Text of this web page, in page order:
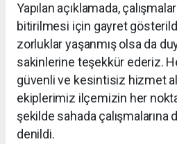
Yapılan açıklamada,
bitirilmesi için gayret
zorluklar yaşanmış olsa da
sakinlerine teşekkür ederiz.
güvenli ve kesintisiz hizmet
ekiplerimiz ilçemizin her
şekilde sahada çalışmalarına
denildi.